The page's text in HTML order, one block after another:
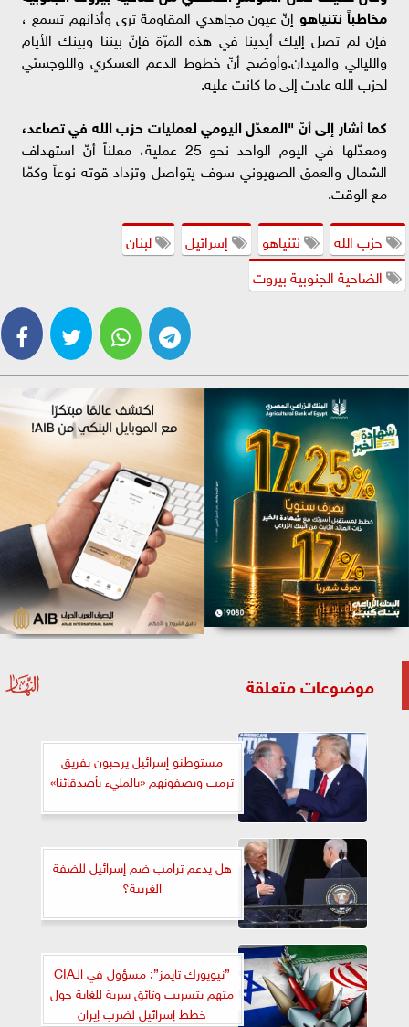
مخاطباً نتنياهو إنّ عيون مجاهدي المقاومة ترى وأذانهم تسمع ،
فإن لم تصل إليك أيدينا في هذه المرّة فإنّ بيننا وبينك الأيام
والليالي والميدان.وأوضح أنّ خطوط الدعم العسكري واللوجستي
لحزب الله عادت إلى ما كانت عليه.
كما أشار إلى أنّ "المعدّل اليومي لعمليات حزب الله في تصاعد،
ومعدّلها في اليوم الواحد نحو 25 عملية، معلناً أنّ استهداف
الشمال والعمق الصهيوني سوف يتواصل وتزداد قوته نوعاً وكمّا
مع الوقت.
حزب الله
نتنياهو إسرائيل
لبنان
الضاحية الجنوبية بيروت
موضوعات متعلقة
مستوطنو إسرائيل يرحبون بفريق
ترمب ويصفونهم «بالمليء بأصدقائنا»
هل يدعم ترامب ضم إسرائيل للضفة
الغربية؟
”نيويورك تايمز”: مسؤول في الـCIA
متهم بتسريب وثائق سرية للغاية حول
خطط إسرائيل لضرب إيران